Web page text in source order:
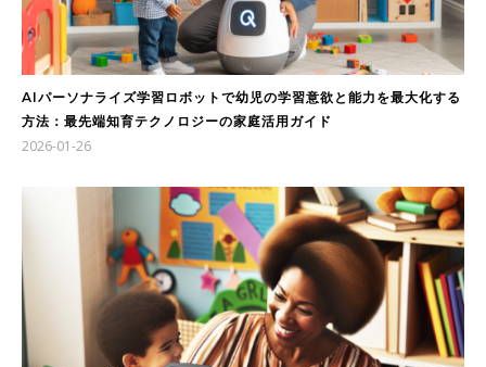
AIパーソナライズ学習ロボットで幼児の学習意欲と能力を最大化する
方法：最先端知育テクノロジーの家庭活用ガイド
2026-01-26